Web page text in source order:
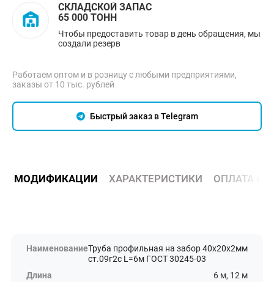
СКЛАДСКОЙ ЗАПАС
65 000 ТОНН
Чтобы предоставить товар в день обращения, мы
создали резерв
Работаем оптом и в розницу с любыми предприятиями,
заказы от 10 тыс. рублей
Быстрый заказ в Telegram
МОДИФИКАЦИИ ХАРАКТЕРИСТИКИ ОПЛАТА И
Труба профильная на забор 40х20х2мм
ст.09г2с L=6м ГОСТ 30245-03
6 м, 12 м